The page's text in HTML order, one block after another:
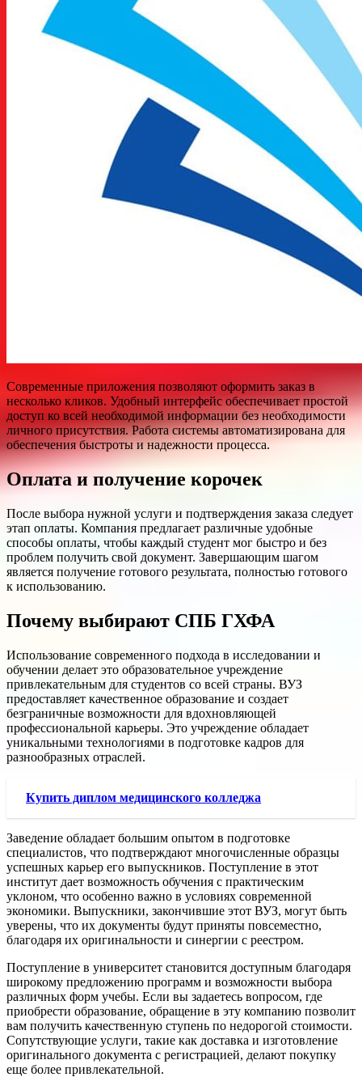
Современные приложения позволяют оформить заказ в
несколько кликов. Удобный интерфейс обеспечивает простой
доступ ко всей необходимой информации без необходимости
личного присутствия. Работа системы автоматизирована для
обеспечения быстроты и надежности процесса.
Оплата и получение корочек
После выбора нужной услуги и подтверждения заказа следует
этап оплаты. Компания предлагает различные удобные
способы оплаты, чтобы каждый студент мог быстро и без
проблем получить свой документ. Завершающим шагом
является получение готового результата, полностью готового
к использованию.
Почему выбирают СПБ ГХФА
Использование современного подхода в исследовании и
обучении делает это образовательное учреждение
привлекательным для студентов со всей страны. ВУЗ
предоставляет качественное образование и создает
безграничные возможности для вдохновляющей
профессиональной карьеры. Это учреждение обладает
уникальными технологиями в подготовке кадров для
разнообразных отраслей.
Купить диплом медицинского колледжа
Заведение обладает большим опытом в подготовке
специалистов, что подтверждают многочисленные образцы
успешных карьер его выпускников. Поступление в этот
институт дает возможность обучения с практическим
уклоном, что особенно важно в условиях современной
экономики. Выпускники, закончившие этот ВУЗ, могут быть
уверены, что их документы будут приняты повсеместно,
благодаря их оригинальности и синергии с реестром.
Поступление в университет становится доступным благодаря
широкому предложению программ и возможности выбора
различных форм учебы. Если вы задаетесь вопросом, где
приобрести образование, обращение в эту компанию позволит
вам получить качественную ступень по недорогой стоимости.
Сопутствующие услуги, такие как доставка и изготовление
оригинального документа с регистрацией, делают покупку
еще более привлекательной.